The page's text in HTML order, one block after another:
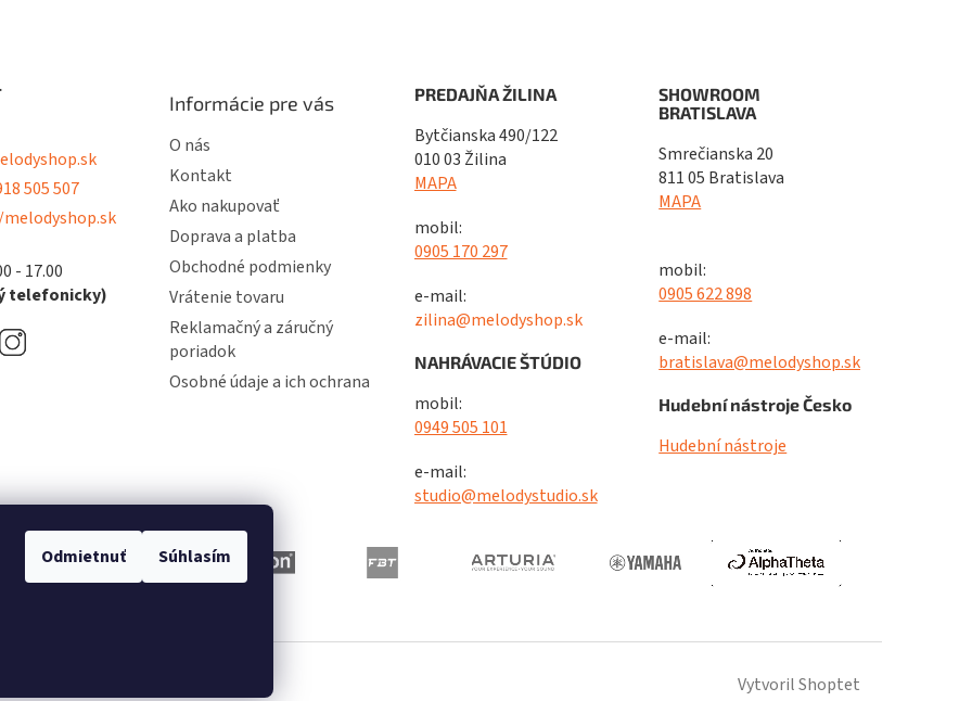
Odmietnuť Súhlasím
505 507
- 17.00
telefonicky)
Informácie pre vás
O nás
Kontakt
Ako nakupovať
Doprava a platba
Obchodné podmienky
Vrátenie tovaru
Reklamačný a záručný
poriadok
Osobné údaje a ich ochrana
PREDAJŇA ŽILINA
Bytčianska 490/122
010 03 Žilina
MAPA
mobil:
0905 170 297
e-mail:
zilina@melodyshop.sk
NAHRÁVACIE ŠTÚDIO
mobil:
0949 505 101
e-mail:
studio@melodystudio.sk
SHOWROOM
BRATISLAVA
Smrečianska 20
811 05 Bratislava
MAPA
mobil:
0905 622 898
e-mail:
bratislava@melodyshop.sk
Hudební nástroje Česko
Hudební nástroje
Vytvoril Shoptet